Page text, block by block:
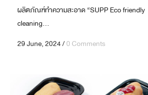
ผลิตภัณฑ์ทำความสะอาด “SUPP Eco friendly
cleaning...
29 June, 2024/0 Comments